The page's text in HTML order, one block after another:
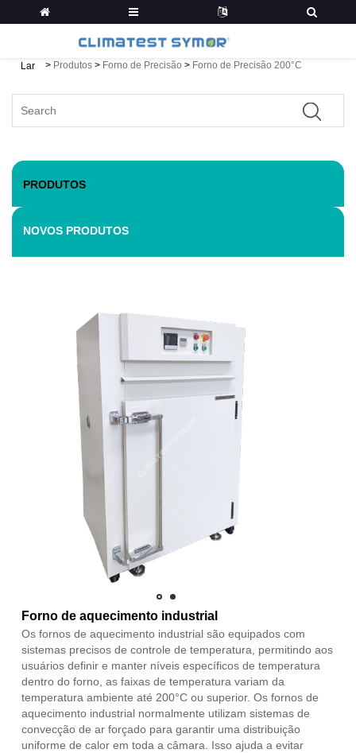
Lar > Produtos > Forno de Precisão > Forno de Precisão 200°C
PRODUTOS
NOVOS PRODUTOS
Forno de aquecimento industrial
Os fornos de aquecimento industrial são equipados com
sistemas precisos de controle de temperatura, permitindo aos
usuários definir e manter níveis específicos de temperatura
dentro do forno, as faixas de temperatura variam da
temperatura ambiente até 200°C ou superior. Os fornos de
aquecimento industrial normalmente utilizam sistemas de
convecção de ar forçado para garantir uma distribuição
uniforme de calor em toda a câmara. Isso ajuda a evitar